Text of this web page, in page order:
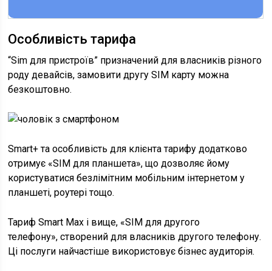
Особливість тарифа
“Sim для пристроїв” призначений для власників різного
роду девайсів, замовити другу SIM карту можна
безкоштовно.
Smart+ та особливість для клієнта тарифу додатково
отримує «SIM для планшета», що дозволяє йому
користуватися безлімітним мобільним інтернетом у
планшеті, роутері тощо.
Тариф Smart Max і вище, «SIM для другого
телефону», створений для власників другого телефону.
Ці послуги найчастіше використовує бізнес аудиторія.